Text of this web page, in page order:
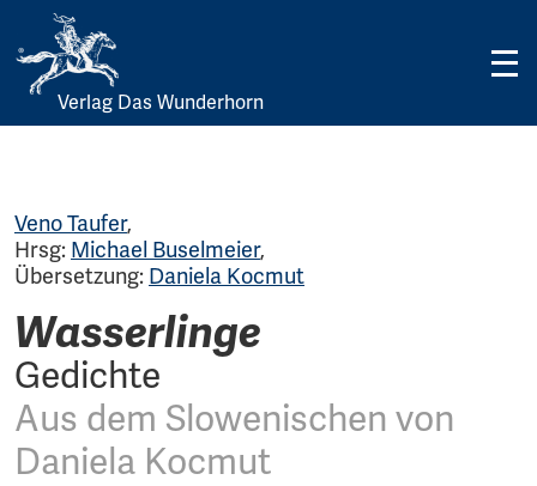
Skip
Verlag Das Wunderhorn
Veno Taufer,
Hrsg: Michael Buselmeier,
Übersetzung: Daniela Kocmut
Wasserlinge
Gedichte
Aus dem Slowenischen von
Daniela Kocmut